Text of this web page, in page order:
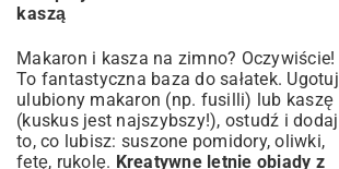
kaszą
Makaron i kasza na zimno? Oczywiście!
To fantastyczna baza do sałatek. Ugotuj
ulubiony makaron (np. fusilli) lub kaszę
(kuskus jest najszybszy!), ostudź i dodaj
to, co lubisz: suszone pomidory, oliwki,
fetę, rukolę. Kreatywne letnie obiady z